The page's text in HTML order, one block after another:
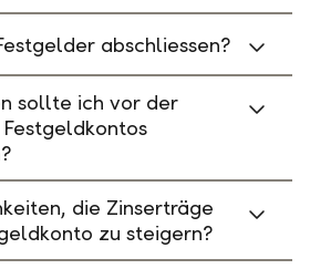
abschliessen?
sollte ich vor der
die Zinserträge
zu steigern?